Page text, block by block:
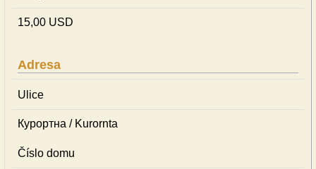
15,00 USD
Adresa
Ulice
Курортна / Kurornta
Číslo domu